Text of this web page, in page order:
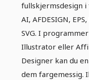
fullskjermsdesign
AI, AFDESIGN,
SVG. I
Illustrator eller
Designer kan du
dem fargemessig.